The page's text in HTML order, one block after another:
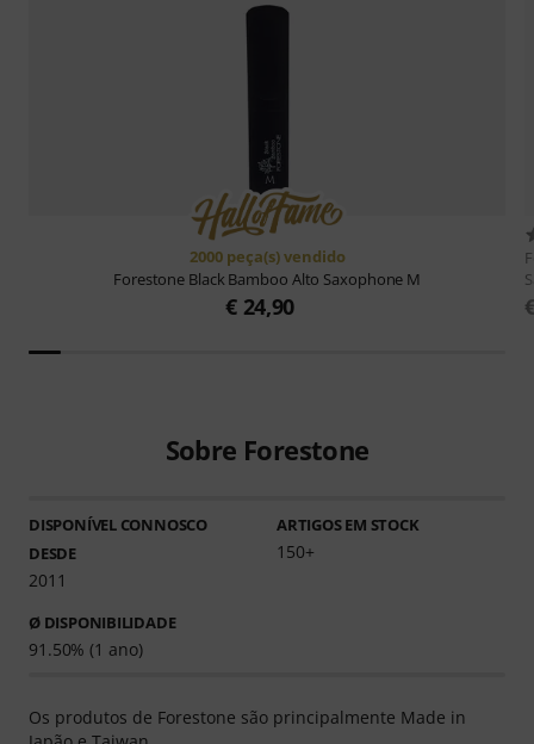
2000 peça(s) vendido
Forestone Black Bamboo Alto Saxophone M
€ 24,90
Sobre Forestone
DISPONÍVEL CONNOSCO
DESDE
2011
ARTIGOS EM STOCK
150+
Ø DISPONIBILIDADE
91.50% (1 ano)
Os produtos de Forestone são principalmente Made in